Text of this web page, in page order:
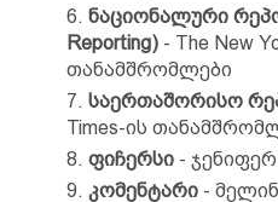
ნაციონალური
Reporting) - The New
თანამშრომლები
საერთაშორისო
Times-ის
ფიჩერსი -
კომენტარი -